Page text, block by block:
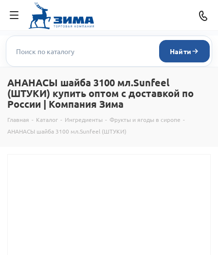
Найти
АНАНАСЫ шайба 3100 мл.Sunfeel
(ШТУКИ) купить оптом с доставкой по
России | Компания Зима
Главная - Каталог - Ингредиенты - Фрукты и ягоды в сиропе -
АНАНАСЫ шайба 3100 мл.Sunfeel (ШТУКИ)